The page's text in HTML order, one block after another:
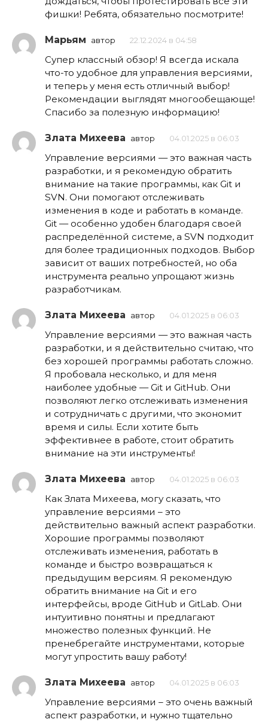
фишки! Ребята, обязательно посмотрите!
Марьям автор 22.12.2024 в 04:58
Супер классный обзор! Я всегда искала
что-то удобное для управления версиями,
и теперь у меня есть отличный выбор!
Рекомендации выглядят многообещающе!
Спасибо за полезную информацию!
Злата Михеева автор 04.01.2025 в 06:03
Управление версиями — это важная часть
разработки, и я рекомендую обратить
внимание на такие программы, как Git и
SVN. Они помогают отслеживать
изменения в коде и работать в команде.
Git — особенно удобен благодаря своей
распределённой системе, а SVN подходит
для более традиционных подходов. Выбор
зависит от ваших потребностей, но оба
инструмента реально упрощают жизнь
разработчикам.
Злата Михеева автор 04.01.2025 в 06:03
Управление версиями — это важная часть
разработки, и я действительно считаю, что
без хорошей программы работать сложно.
Я пробовала несколько, и для меня
наиболее удобные — Git и GitHub. Они
позволяют легко отслеживать изменения
и сотрудничать с другими, что экономит
время и силы. Если хотите быть
эффективнее в работе, стоит обратить
внимание на эти инструменты!
Злата Михеева автор 04.01.2025 в 06:03
Как Злата Михеева, могу сказать, что
управление версиями – это
действительно важный аспект разработки.
Хорошие программы позволяют
отслеживать изменения, работать в
команде и быстро возвращаться к
предыдущим версиям. Я рекомендую
обратить внимание на Git и его
интерфейсы, вроде GitHub и GitLab. Они
интуитивно понятны и предлагают
множество полезных функций. Не
пренебрегайте инструментами, которые
могут упростить вашу работу!
Злата Михеева автор 04.01.2025 в 06:03
Управление версиями – это очень важный
аспект разработки, и нужно тщательно